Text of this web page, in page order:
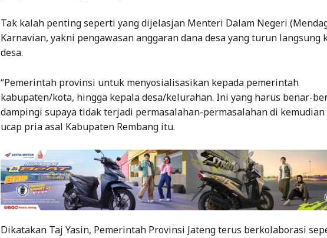
Tak kalah penting seperti yang dijelasjan Menteri Dalam Negeri
Karnavian, yakni pengawasan anggaran dana desa yang turun langsung
desa.
“Pemerintah provinsi untuk menyosialisasikan kepada pemerintah
kabupaten/kota, hingga kepala desa/kelurahan. Ini yang harus benar-
dampingi supaya tidak terjadi permasalahan-permasalahan di kemudian
ucap pria asal Kabupaten Rembang itu.
Dikatakan Taj Yasin, Pemerintah Provinsi Jateng terus berkolaborasi